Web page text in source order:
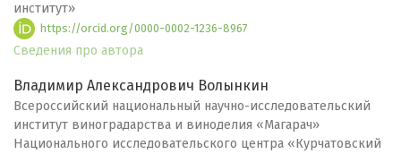
институт»
https://orcid.org/0000-0002-1236-8967
Сведения про автора
Владимир Александрович Волынкин
Всероссийский национальный научно-исследовательский
институт виноградарства и виноделия «Магарач»
Национального исследовательского центра «Курчатовский